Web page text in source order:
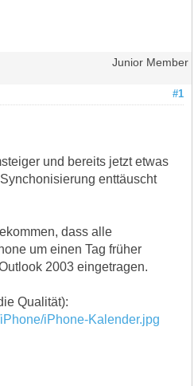
Junior Member
#1
und bereits jetzt etwas
enttäuscht
dass alle
um einen Tag früher
2003 eingetragen.
Qualität):
iPhone-Kalender.jpg